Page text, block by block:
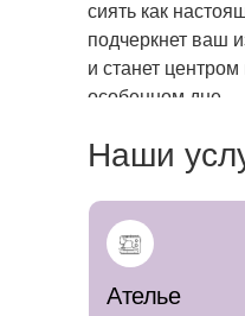
сиять как
подчеркнет ваш
и станет
особенном дне.
Наши
Ателье